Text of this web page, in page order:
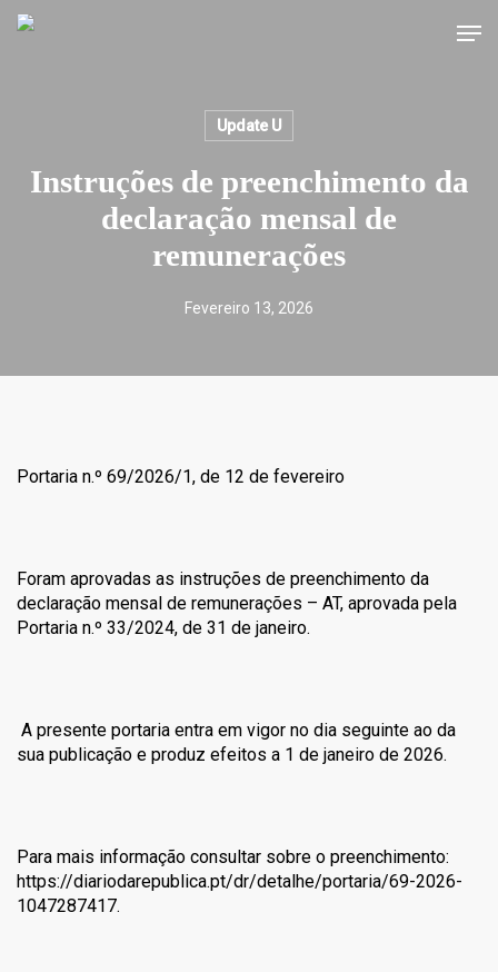
Skip
Update U
Instruções de preenchimento da
declaração mensal de
remunerações
Fevereiro 13, 2026
Portaria n.º 69/2026/1, de 12 de fevereiro
Foram aprovadas as instruções de preenchimento da
declaração mensal de remunerações – AT, aprovada pela
Portaria n.º 33/2024, de 31 de janeiro.
A presente portaria entra em vigor no dia seguinte ao da
sua publicação e produz efeitos a 1 de janeiro de 2026.
Para mais informação consultar sobre o preenchimento:
https://diariodarepublica.pt/dr/detalhe/portaria/69-2026-
1047287417.